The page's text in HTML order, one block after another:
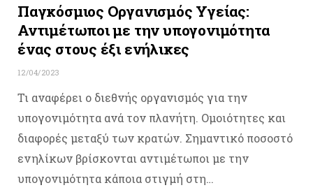
Παγκόσμιος Οργανισμός Υγείας:
Αντιμέτωποι με την υπογονιμότητα
ένας στους έξι ενήλικες
12/04/2023
Τι αναφέρει ο διεθνής οργανισμός για την
υπογονιμότητα ανά τον πλανήτη. Ομοιότητες και
διαφορές μεταξύ των κρατών. Σημαντικό ποσοστό
ενηλίκων βρίσκονται αντιμέτωποι με την
υπογονιμότητα κάποια στιγμή στη…